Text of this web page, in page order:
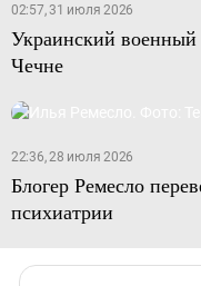
02:57, 31 июля 2026
Украинский военный
Чечне
22:36, 28 июля 2026
Блогер Ремесло
психиатрии